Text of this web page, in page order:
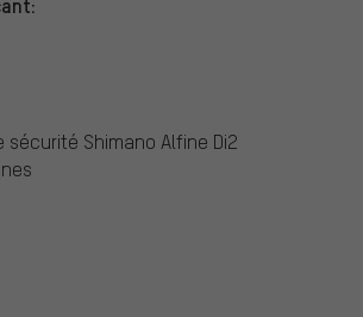
sécurité Shimano Alfine Di2